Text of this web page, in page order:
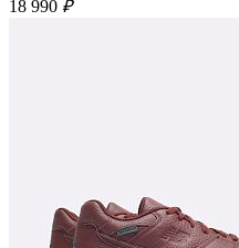
18 990 ₽